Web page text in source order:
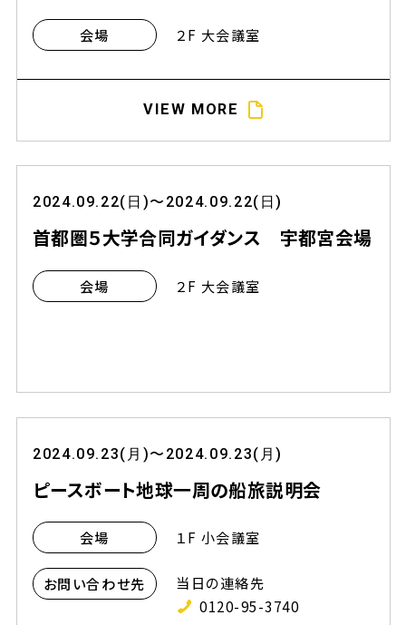
会場 ２F 大会議室
VIEW MORE
2024.09.22(日)〜2024.09.22(日)
首都圏５大学合同ガイダンス 宇都宮会場
会場 ２F 大会議室
2024.09.23(月)〜2024.09.23(月)
ピースボート地球一周の船旅説明会
会場 １F 小会議室
お問い合わせ先
当日の連絡先
0120-95-3740